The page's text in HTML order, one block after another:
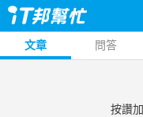
文章 問答
按讚